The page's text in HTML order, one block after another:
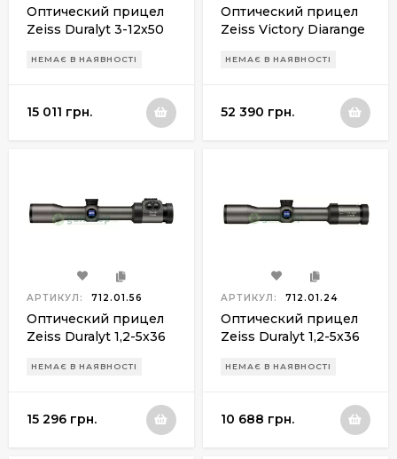
Оптический прицел
Zeiss Duralyt 3-12х50
НЕМАЄ В НАЯВНОСТІ
15 011 грн.
Оптический прицел
Zeiss Victory Diarange
ret.43
НЕМАЄ В НАЯВНОСТІ
52 390 грн.
АРТИКУЛ: 712.01.56
Оптический прицел
Zeiss Duralyt 1,2-5x36
НЕМАЄ В НАЯВНОСТІ
15 296 грн.
АРТИКУЛ: 712.01.24
Оптический прицел
Zeiss Duralyt 1,2-5x36
НЕМАЄ В НАЯВНОСТІ
10 688 грн.